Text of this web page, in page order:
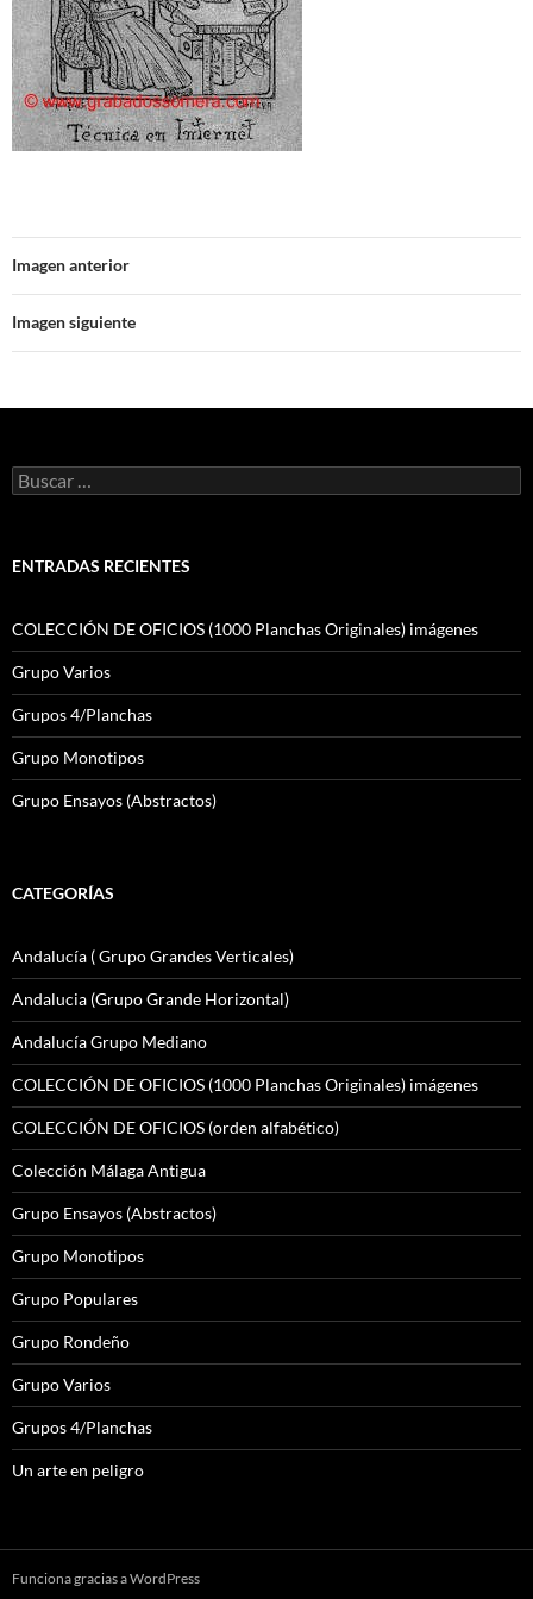
Imagen anterior
Imagen siguiente
Buscar:
ENTRADAS RECIENTES
COLECCIÓN DE OFICIOS (1000 Planchas Originales) imágenes
Grupo Varios
Grupos 4/Planchas
Grupo Monotipos
Grupo Ensayos (Abstractos)
CATEGORÍAS
Andalucía ( Grupo Grandes Verticales)
Andalucia (Grupo Grande Horizontal)
Andalucía Grupo Mediano
COLECCIÓN DE OFICIOS (1000 Planchas Originales) imágenes
COLECCIÓN DE OFICIOS (orden alfabético)
Colección Málaga Antigua
Grupo Ensayos (Abstractos)
Grupo Monotipos
Grupo Populares
Grupo Rondeño
Grupo Varios
Grupos 4/Planchas
Un arte en peligro
Funciona gracias a WordPress